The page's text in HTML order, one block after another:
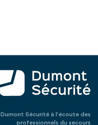
Dumont Sécurité à l'écoute des
professionnels du secours